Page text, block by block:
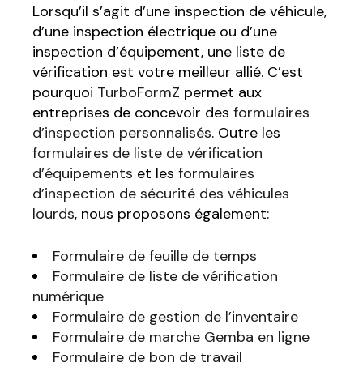
Lorsqu’il s’agit d’une inspection de véhicule,
d’une inspection électrique ou d’une
inspection d’équipement, une liste de
vérification est votre meilleur allié. C’est
pourquoi TurboFormZ permet aux
entreprises de concevoir desformulaires
d’inspection personnalisés. Outre les
formulaires de liste de vérification
d’équipements et lesformulaires
d’inspection de sécurité des véhicules
lourds, nous proposons également:
Formulaire de feuille de temps
Formulaire de liste de vérification
numérique
Formulaire de gestion de l’inventaire
Formulaire de marche Gemba en ligne
Formulaire de bon de travail